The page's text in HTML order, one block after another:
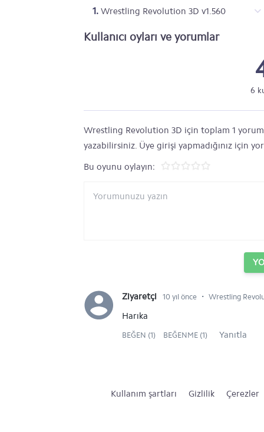
1. Wrestling Revolution 3D v1.560
Kullanıcı oyları ve yorumlar
6
Wrestling Revolution 3D için toplam 1 yorum
yazabilirsiniz. Üye girişi yapmadığınız için
Bu oyunu oylayın:
Ziyaretçi 10 yıl önce ⋅ Wrestling
Harıka
BEĞEN (1) BEĞENME (1) Yanıtla
Kullanım şartları Gizlilik Çerezler